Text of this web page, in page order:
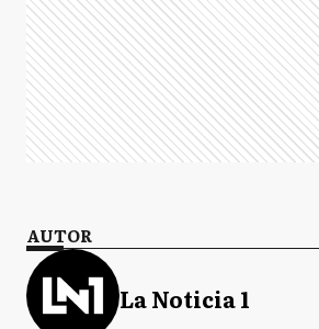
AUTOR
La Noticia 1